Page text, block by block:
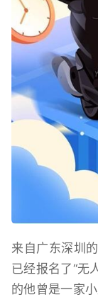
来自广东深圳
已经报名了“无
的他曾是一家